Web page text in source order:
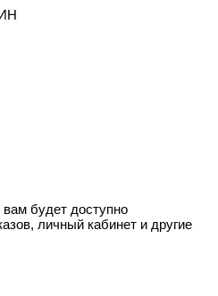
вам будет доступно
личный кабинет и другие